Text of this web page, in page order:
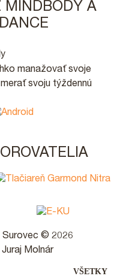
MINDBODY A
manažovať svoje
svoju týždennú
Surovec © 2026
Molnár
VŠETKY